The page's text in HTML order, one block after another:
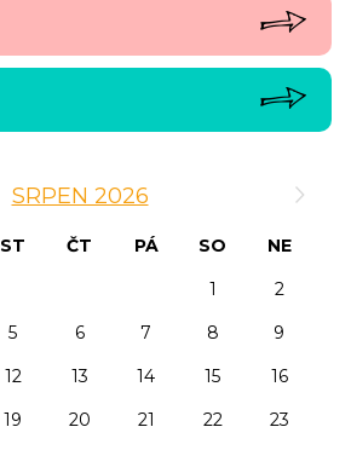
SRPEN 2026
ST ČT PÁ SO
NE
1
2
5 6 7 8
9
12 13 14 15
16
19 20 21 22
23